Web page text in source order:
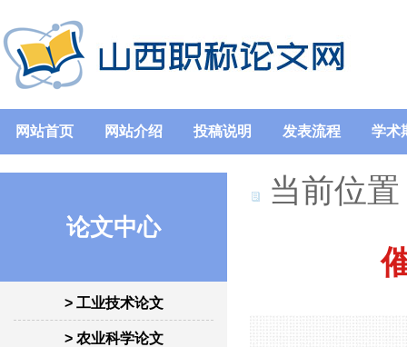
网站首页 网站介绍 投稿说明 发表流程 学术
论文中心
> 工业技术论文
> 农业科学论文
当前位